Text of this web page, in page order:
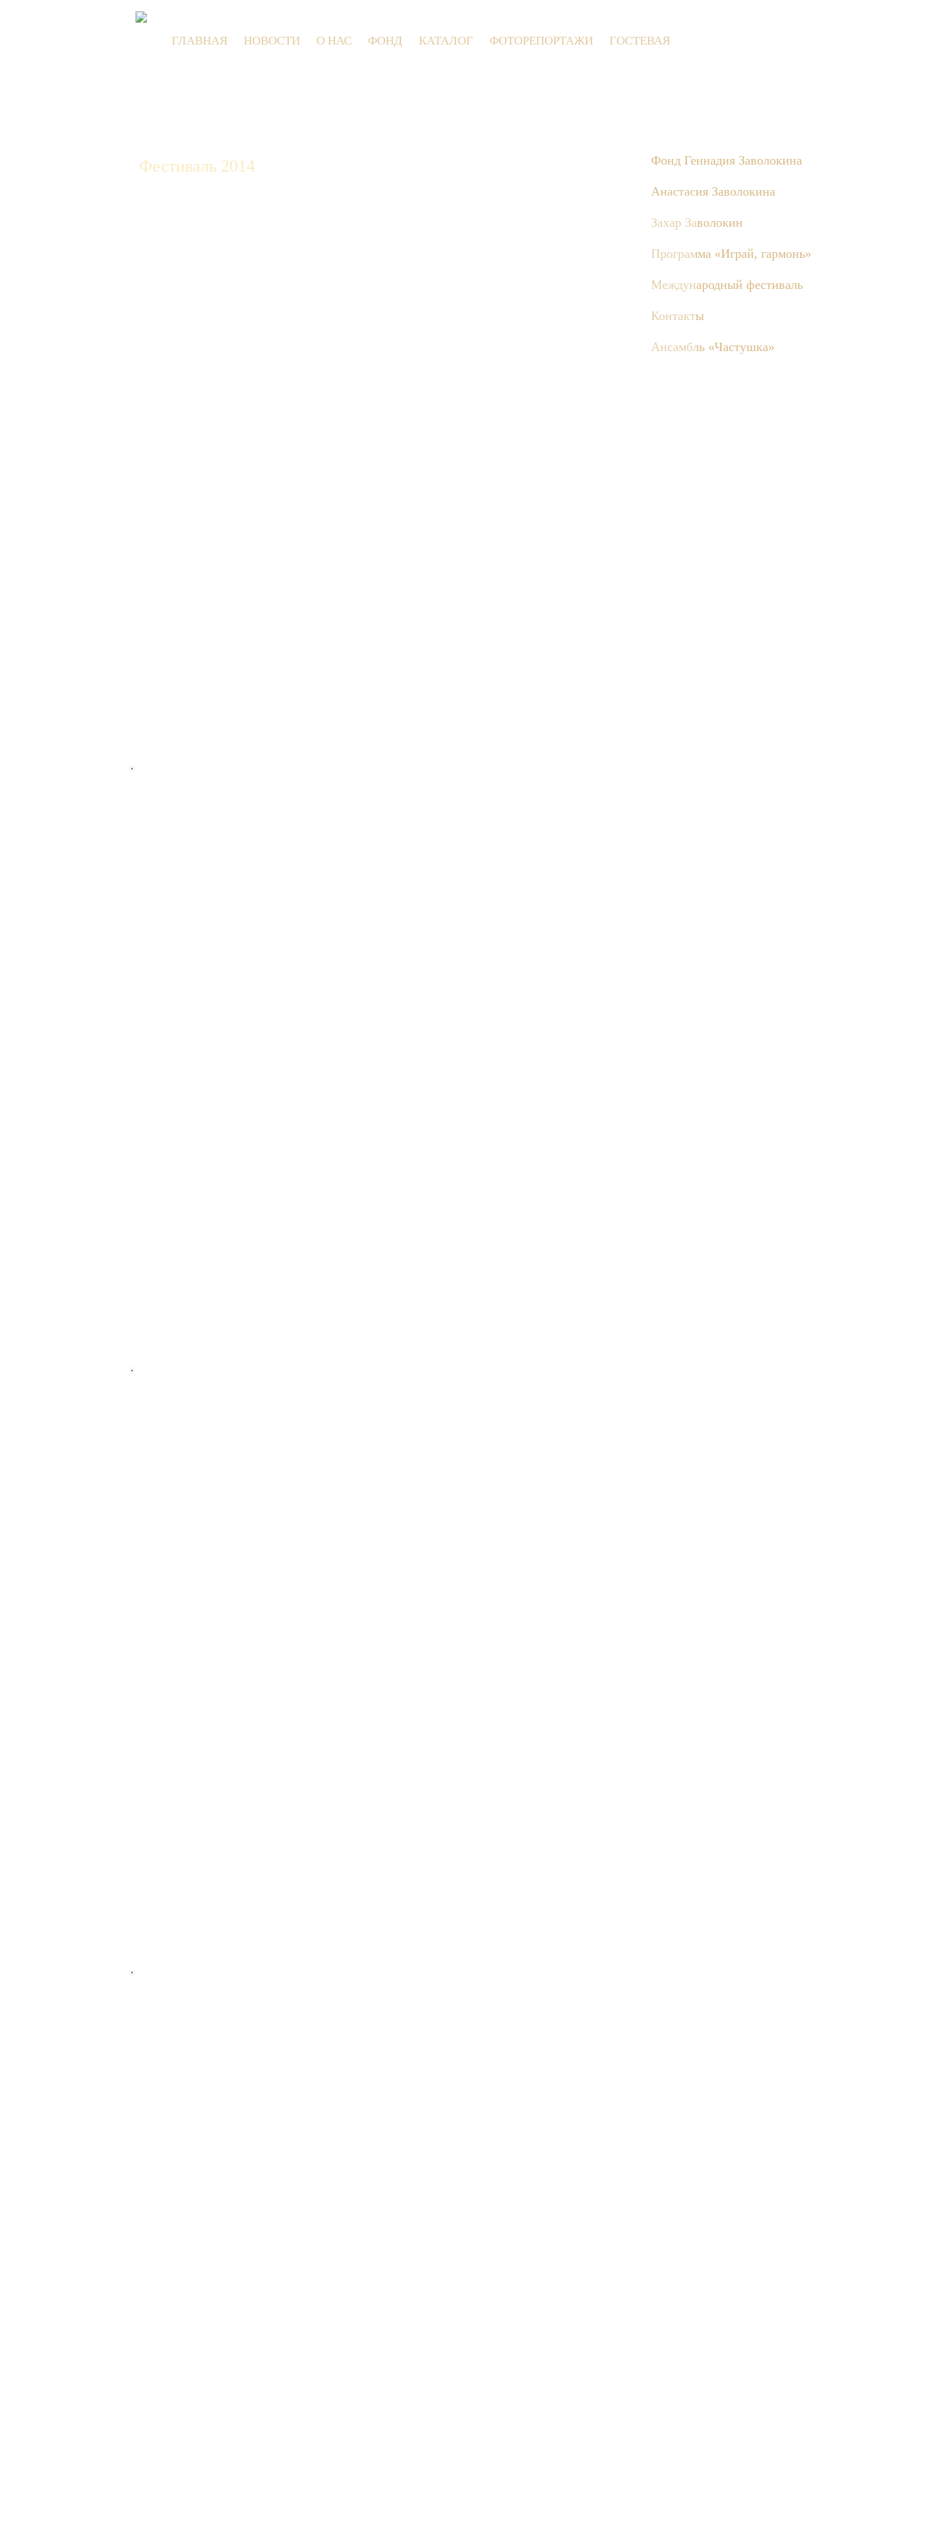
ГЛАВНАЯ НОВОСТИ О НАС ФОНД КАТАЛОГ ФОТОРЕПОРТАЖИ ГОСТЕВАЯ
Фестиваль 2014 Фонд Геннадия Заволокина
Анастасия Заволокина
Захар Заволокин
Программа «Играй, гармонь»
Международный фестиваль
Контакты
Ансамбль «Частушка»